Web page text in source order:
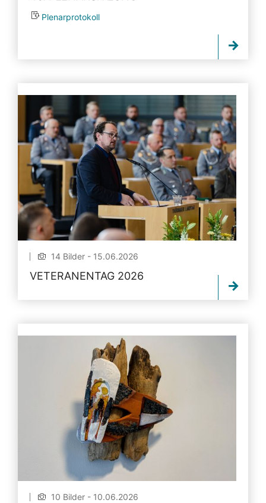
Plenarprotokoll
14 Bilder - 15.06.2026
VETERANENTAG 2026
10 Bilder - 10.06.2026